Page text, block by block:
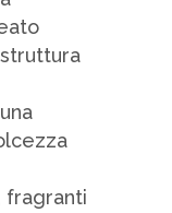
fragranti